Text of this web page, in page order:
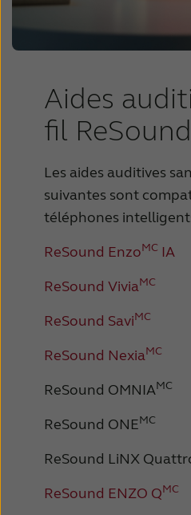
Aides
fil ReSound
Les aides auditives
suivantes sont
téléphones
ReSound EnzoMC IA
ReSound ViviaMC
ReSound SaviMC
ReSound NexiaMC
ReSound OMNIAMC
ReSound ONEMC
ReSound LiNX
ReSound ENZO QMC